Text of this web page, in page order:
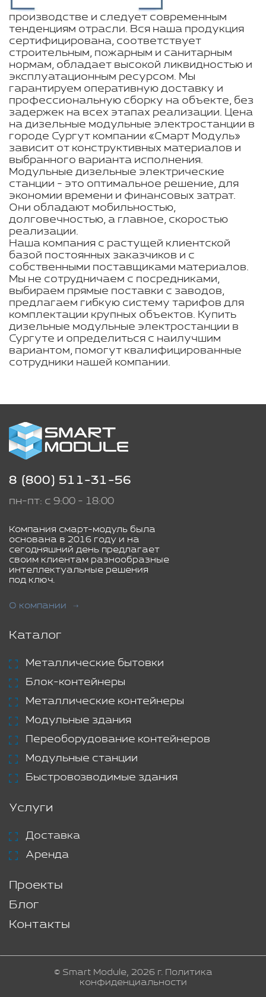
производстве и следует современным
тенденциям отрасли. Вся наша продукция
сертифицирована, соответствует
строительным, пожарным и санитарным
нормам, обладает высокой ликвидностью и
эксплуатационным ресурсом. Мы
гарантируем оперативную доставку и
профессиональную сборку на объекте, без
задержек на всех этапах реализации. Цена
на дизельные модульные электростанции в
городе Сургут компании «Смарт Модуль»
зависит от конструктивных материалов и
выбранного варианта исполнения.
Модульные дизельные электрические
станции - это оптимальное решение, для
экономии времени и финансовых затрат.
Они обладают мобильностью,
долговечностью, а главное, скоростью
реализации.
Наша компания с растущей клиентской
базой постоянных заказчиков и с
собственными поставщиками материалов.
Мы не сотрудничаем с посредниками,
выбираем прямые поставки с заводов,
предлагаем гибкую систему тарифов для
комплектации крупных объектов. Купить
дизельные модульные электростанции в
Сургуте и определиться с наилучшим
вариантом, помогут квалифицированные
сотрудники нашей компании.
8 (800) 511-31-56
пн-пт: с 9:00 - 18:00
Компания смарт-модуль была
основана в 2016 году и на
сегодняшний день предлагает
своим клиентам разнообразные
интеллектуальные решения
под ключ.
О компании
Каталог
Металлические бытовки
Блок-контейнеры
Металлические контейнеры
Модульные здания
Переоборудование контейнеров
Модульные станции
Быстровозводимые здания
Услуги
Доставка
Аренда
Проекты
Блог
Контакты
© Smart Module, 2026 г. Политика
конфиденциальности